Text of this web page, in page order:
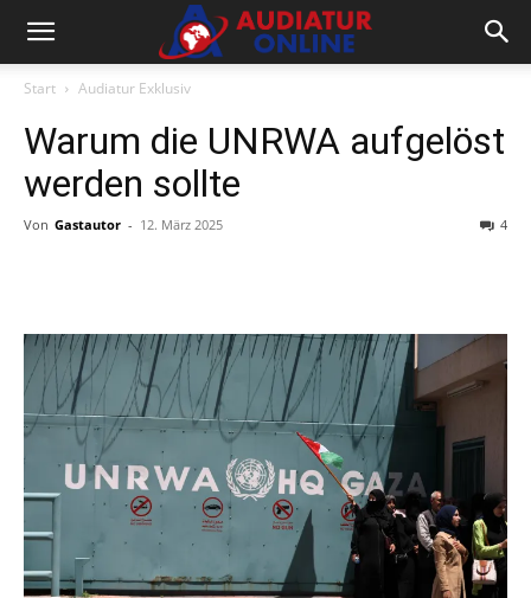
Start Audiatur Exklusiv
Warum die UNRWA aufgelöst
werden sollte
Von Gastautor - 12. März 2025 4